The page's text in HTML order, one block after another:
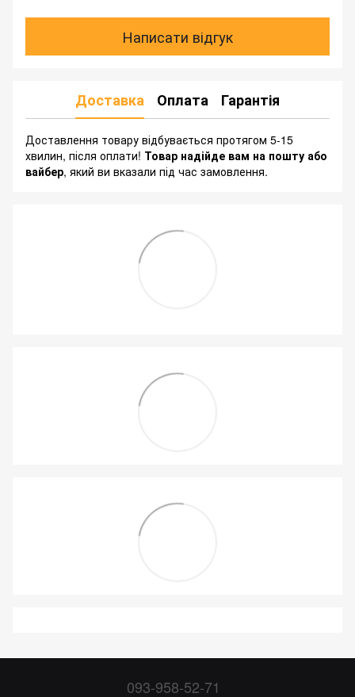
Написати відгук
Доставка Оплата Гарантія
Доставлення товару відбувається протягом 5-15
хвилин, після оплати! Товар надійде вам на пошту або
вайбер, який ви вказали під час замовлення.
093-958-52-71